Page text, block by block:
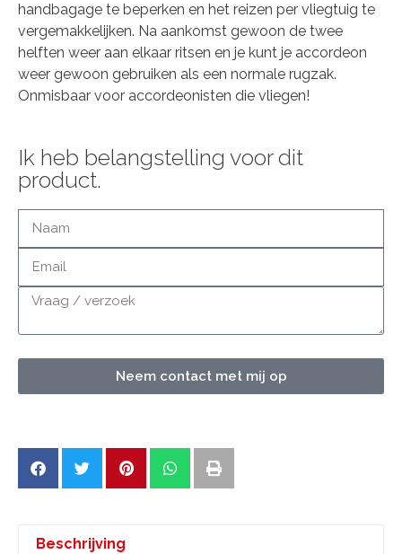
handbagage te beperken en het reizen per vliegtuig te
vergemakkelijken. Na aankomst gewoon de twee
helften weer aan elkaar ritsen en je kunt je accordeon
weer gewoon gebruiken als een normale rugzak.
Onmisbaar voor accordeonisten die vliegen!
Ik heb belangstelling voor dit
product.
Neem contact met mij op
Beschrijving